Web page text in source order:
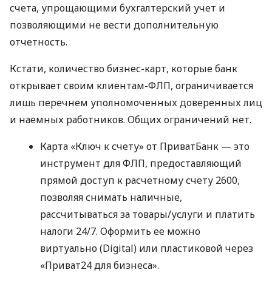
счета, упрощающими бухгалтерский учет и
позволяющими не вести дополнительную
отчетность.
Кстати, количество бизнес-карт, которые банк
открывает своим клиентам-ФЛП, ограничивается
лишь перечнем уполномоченных доверенных лиц
и наемных работников. Общих ограничений нет.
Карта «Ключ к счету» от ПриватБанк — это
инструмент для ФЛП, предоставляющий
прямой доступ к расчетному счету 2600,
позволяя снимать наличные,
рассчитываться за товары/услуги и платить
налоги 24/7. Оформить ее можно
виртуально (Digital) или пластиковой через
«Приват24 для бизнеса».